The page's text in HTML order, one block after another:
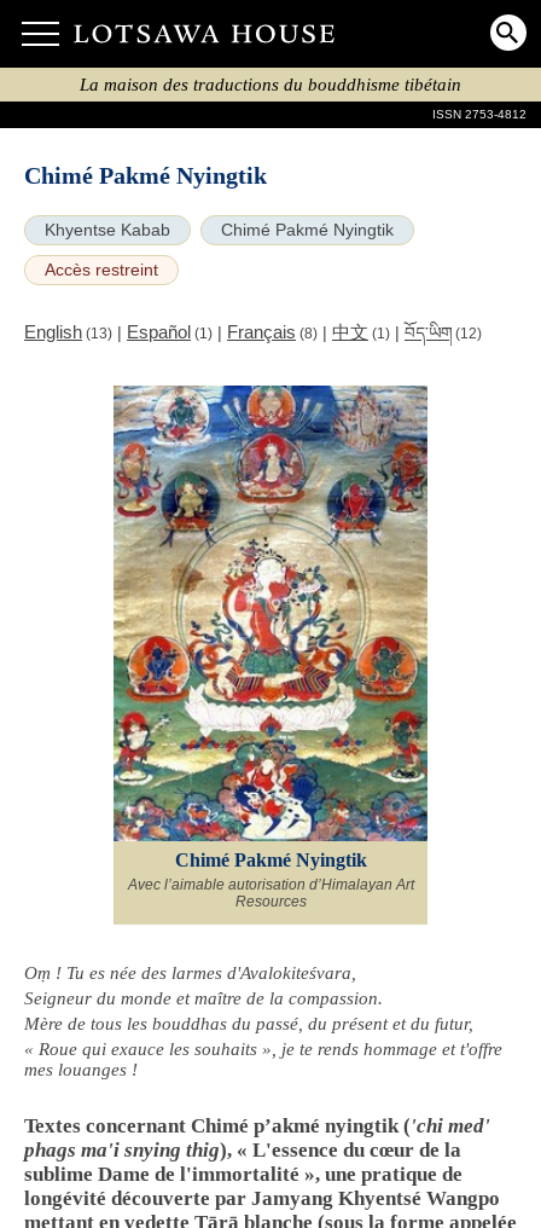
La maison des traductions du bouddhisme tibétain
ISSN 2753-4812
Chimé Pakmé Nyingtik
Khyentse Kabab Chimé Pakmé Nyingtik
Accès restreint
English (13) | Español (1) | Français (8) | 中文 (1) | བོད་ཡིག (12)
Chimé Pakmé Nyingtik
Avec l’aimable autorisation d’Himalayan Art
Resources
Oṃ ! Tu es née des larmes d'Avalokiteśvara,
Seigneur du monde et maître de la compassion.
Mère de tous les bouddhas du passé, du présent et du futur,
« Roue qui exauce les souhaits », je te rends hommage et t'offre
mes louanges !
Textes concernant Chimé p’akmé nyingtik ('chi med'
phags ma'i snying thig), « L'essence du cœur de la
sublime Dame de l'immortalité », une pratique de
longévité découverte par Jamyang Khyentsé Wangpo
mettant en vedette Tārā blanche (sous la forme appelée